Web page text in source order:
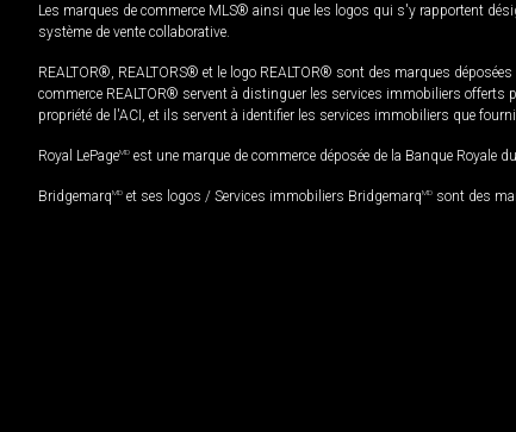
Les marques de commerce MLS® ainsi que les logos qui s'y rapportent
système de vente collaborative.
REALTOR®, REALTORS® et le logo REALTOR® sont des marques
commerce REALTOR® servent à distinguer les services immobiliers
propriété de l'ACI, et ils servent à identifier les services immobiliers que
Royal LePageMD est une marque de commerce déposée de la Banque Royale
BridgemarqMD et ses logos / Services immobiliers BridgemarqMD sont des